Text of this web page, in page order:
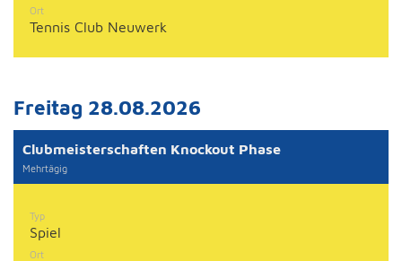
Ort
Tennis Club Neuwerk
Freitag 28.08.2026
Clubmeisterschaften Knockout Phase
Mehrtägig
Typ
Spiel
Ort